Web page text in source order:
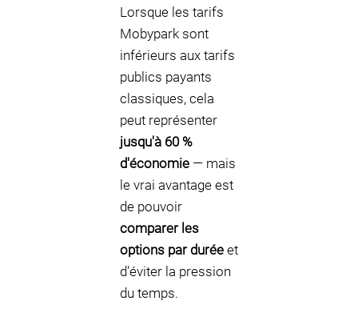
Lorsque les tarifs
Mobypark sont
inférieurs aux tarifs
publics payants
classiques, cela
peut représenter
jusqu'à 60 %
d'économie — mais
le vrai avantage est
de pouvoir
comparer les
options par durée et
d'éviter la pression
du temps.